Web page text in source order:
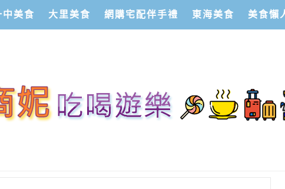
中美食 大里美食 網購宅配伴手禮 東海美食 美食懶